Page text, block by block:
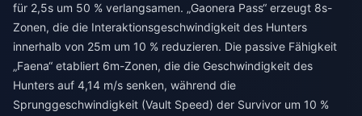
für 2,5s um 50 % verlangsamen. „Gaonera Pass“ erzeugt 8s-
Zonen, die die Interaktionsgeschwindigkeit des Hunters
innerhalb von 25m um 10 % reduzieren. Die passive Fähigkeit
„Faena“ etabliert 6m-Zonen, die die Geschwindigkeit des
Hunters auf 4,14 m/s senken, während die
Sprunggeschwindigkeit (Vault Speed) der Survivor um 10 %